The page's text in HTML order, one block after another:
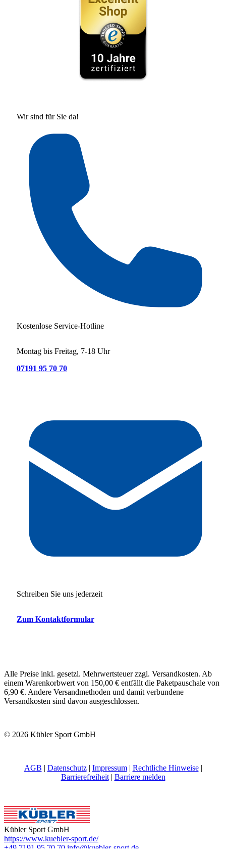
Wir sind für Sie da!
Kostenlose Service-Hotline
Montag bis Freitag, 7-18 Uhr
07191 95 70 70
Schreiben Sie uns jederzeit
Zum Kontaktformular
Alle Preise inkl. gesetzl. Mehrwertsteuer zzgl. Versandkosten. Ab
einem Warenkorbwert von 150,00 € entfällt die Paketpauschale von
6,90 €. Andere Versandmethoden und damit verbundene
Versandkosten sind davon ausgeschlossen.
© 2026 Kübler Sport GmbH
AGB | Datenschutz| Impressum| Rechtliche Hinweise|
Barrierefreiheit| Barriere melden
Kübler Sport GmbH
https://www.kuebler-sport.de/
+49 7191 95 70 70 info@kuebler-sport.de